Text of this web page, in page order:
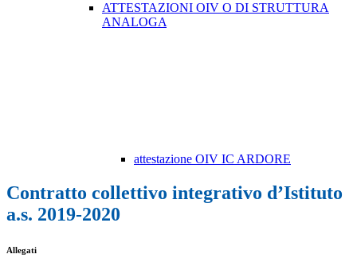
ATTESTAZIONI OIV O DI STRUTTURA
ANALOGA
attestazione OIV IC ARDORE
Contratto collettivo integrativo d’Istituto
a.s. 2019-2020
Allegati